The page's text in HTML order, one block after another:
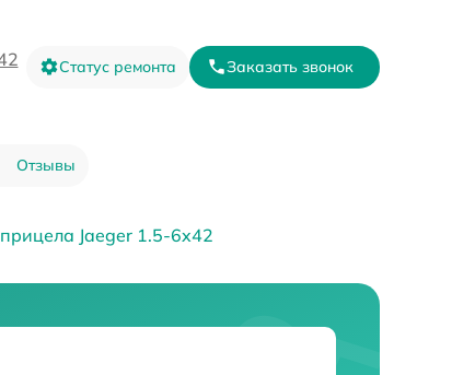
Статус ремонта Заказать звонок
Отзывы
Jaeger 1.5-6x42